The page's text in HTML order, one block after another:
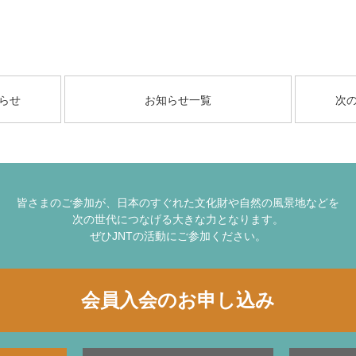
せ お知らせ一覧 次
皆さまのご参加が、日本のすぐれた文化財や自然の風景地などを
次の世代につなげる大きな力となります。
ぜひJNTの活動にご参加ください。
会員入会のお申し込み